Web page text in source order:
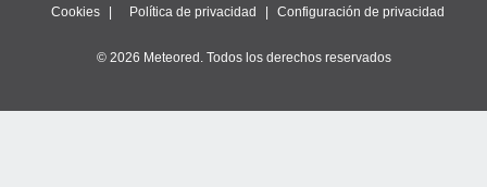
Cookies Política de privacidad Configuración de privacidad
© 2026 Meteored. Todos los derechos reservados